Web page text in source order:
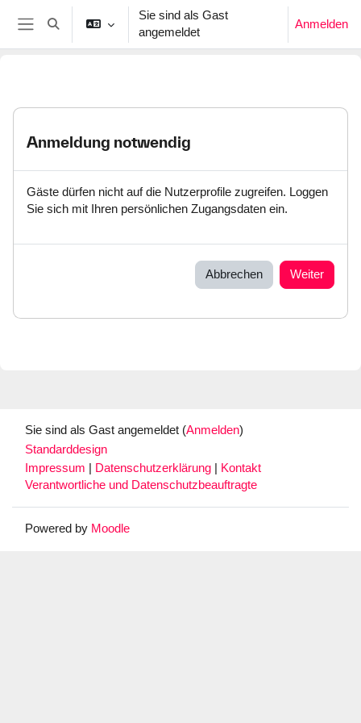
Zum Hauptinhalt
Website-Übersicht
Sucheingabe umschalten
Sie sind als Gast
angemeldet
Anmelden
Anmeldung notwendig
Gäste dürfen nicht auf die Nutzerprofile zugreifen. Loggen
Sie sich mit Ihren persönlichen Zugangsdaten ein.
Abbrechen Weiter
Sie sind als Gast angemeldet (Anmelden)
Standarddesign
Impressum
Datenschutzerklärung
Kontakt
Verantwortliche und Datenschutzbeauftragte
Powered by Moodle